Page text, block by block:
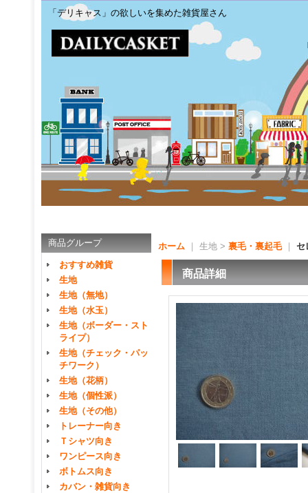
「デリキャス」の欲しいを集めた雑貨屋さん
商品グループ
おすすめ雑貨
生地
生地（無地）
生地（水玉）
生地（ボーダー・スト
ライプ）
生地（チェック・パッ
チワーク）
生地（花柄）
生地（個性派）
生地（その他）
トレーナー向き
Ｔシャツ向き
ワンピース向き
ボトムス向き
カバン・雑貨向き
ホーム ｜ 生地 > 裏毛・裏起毛｜ セ
商品詳細